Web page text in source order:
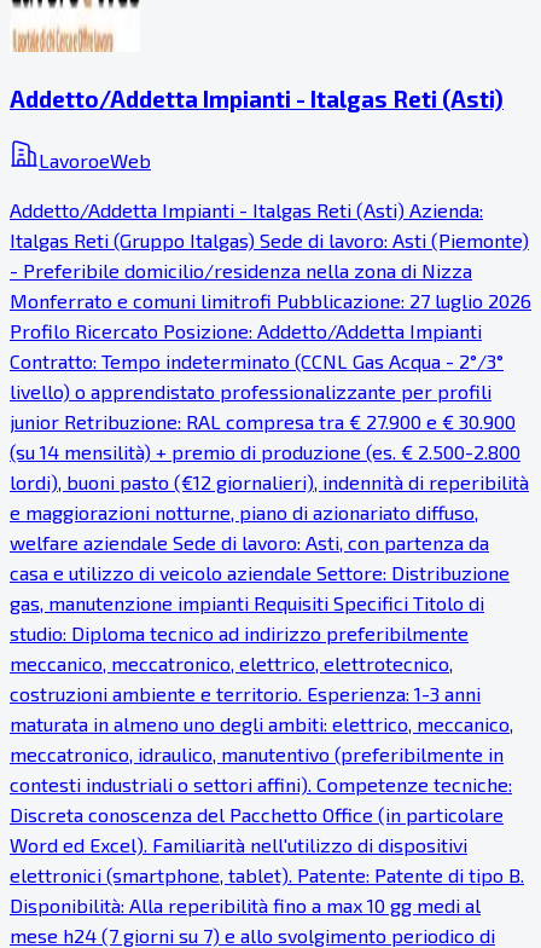
Addetto/Addetta Impianti - Italgas Reti (Asti)
LavoroeWeb
Addetto/Addetta Impianti - Italgas Reti (Asti) Azienda:
Italgas Reti (Gruppo Italgas) Sede di lavoro: Asti (Piemonte)
- Preferibile domicilio/residenza nella zona di Nizza
Monferrato e comuni limitrofi Pubblicazione: 27 luglio 2026
Profilo Ricercato Posizione: Addetto/Addetta Impianti
Contratto: Tempo indeterminato (CCNL Gas Acqua - 2°/3°
livello) o apprendistato professionalizzante per profili
junior Retribuzione: RAL compresa tra € 27.900 e € 30.900
(su 14 mensilità) + premio di produzione (es. € 2.500-2.800
lordi), buoni pasto (€12 giornalieri), indennità di reperibilità
e maggiorazioni notturne, piano di azionariato diffuso,
welfare aziendale Sede di lavoro: Asti, con partenza da
casa e utilizzo di veicolo aziendale Settore: Distribuzione
gas, manutenzione impianti Requisiti Specifici Titolo di
studio: Diploma tecnico ad indirizzo preferibilmente
meccanico, meccatronico, elettrico, elettrotecnico,
costruzioni ambiente e territorio. Esperienza: 1-3 anni
maturata in almeno uno degli ambiti: elettrico, meccanico,
meccatronico, idraulico, manutentivo (preferibilmente in
contesti industriali o settori affini). Competenze tecniche:
Discreta conoscenza del Pacchetto Office (in particolare
Word ed Excel). Familiarità nell'utilizzo di dispositivi
elettronici (smartphone, tablet). Patente: Patente di tipo B.
Disponibilità: Alla reperibilità fino a max 10 gg medi al
mese h24 (7 giorni su 7) e allo svolgimento periodico di